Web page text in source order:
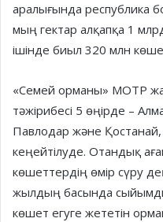
аралығында республика
мың гектар алқапқа 1
ішінде биыл 320 млн
«Семей орманы» МОТР
тәжірибесі 5 өңірде –
Павлодар және
кеңейтілуде. Отандық
көшеттердің өмір сүру
жылдың басында
көшет егуге жететін